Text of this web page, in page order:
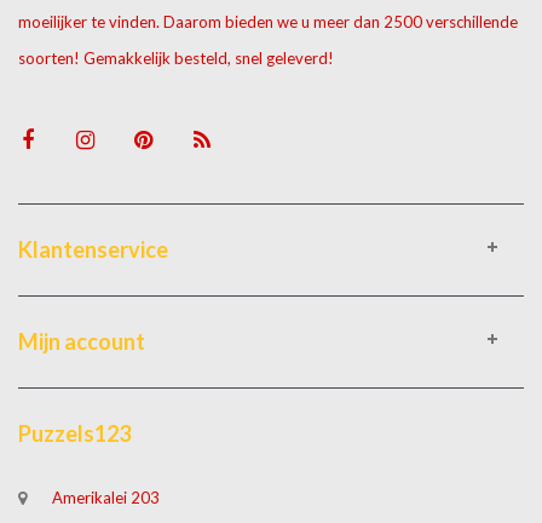
moeilijker te vinden. Daarom bieden we u meer dan 2500 verschillende
soorten! Gemakkelijk besteld, snel geleverd!
Klantenservice
Mijn account
Puzzels123
Amerikalei 203